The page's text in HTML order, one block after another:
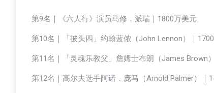
第9名｜《六人行》演员马修．派瑞｜1800万美元
第10名｜「披头四」约翰蓝侬（John Lennon）｜
第11名｜「灵魂乐教父」詹姆士布朗（James Brown
第12名｜高尔夫选手阿诺．庞马（Arnold Palmer）｜